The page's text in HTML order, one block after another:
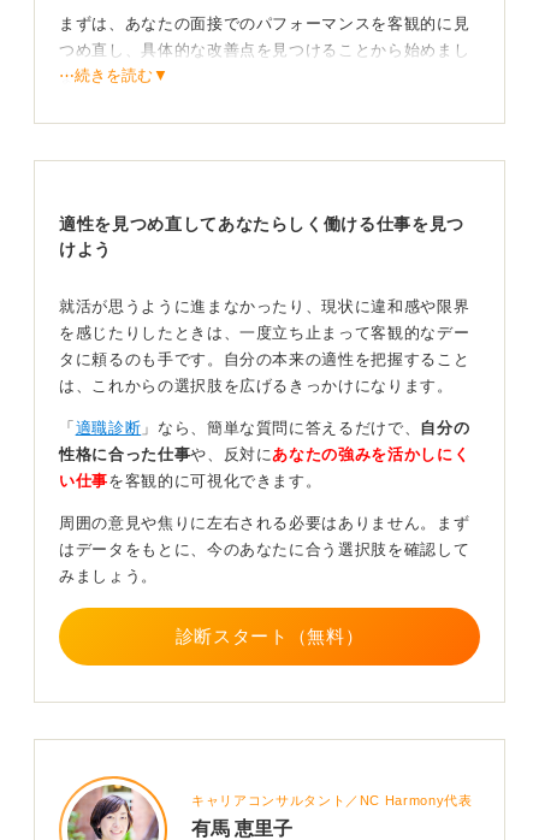
まずは、あなたの面接でのパフォーマンスを客観的に見
つめ直し、具体的な改善点を見つけることから始めまし
ょう。
たとえば、表情が硬すぎないか、声量が適切か、話の冒
頭で結論を明確に伝えられているかなどをチェックしま
次に応募企業との接点を棚卸しし、業界課題と自分の価
値の論理を強化できるよう準備しましょう。あなたがそ
の企業でどのような課題を解決し、どのような価値を提
面接官の反応から分析！ PDCAを回して改善点を見
最後に、面接官の反応をメモしておき、視線が泳ぐ、数
字が曖昧などの共通する弱点を特定し、PDCAを回しま
しょう。
面接官の反応から、あなたの回答がどこで理解されにく
接に向けて改善策を立てるのです。
一つひとつの企業ごとにブラッシュアップする時間がな
ようにすると、効率的に改善を進めることができ、結果
として通過率が改善するでしょう。
⋯続きを読む▼
適性を見つめ直してあなたらしく働ける仕事を見つ
けよう
就活が思うように進まなかったり、現状に違和感や限界
を感じたりしたときは、一度立ち止まって客観的なデー
タに頼るのも手です。自分の本来の適性を把握すること
は、これからの選択肢を広げるきっかけになります。
「 適職診断 」なら、簡単な質問に答えるだけで、 自分の
性格に合った仕事や、反対に あなたの強みを活かしにく
い仕事を客観的に可視化できます。
周囲の意見や焦りに左右される必要はありません。まず
はデータをもとに、今のあなたに合う選択肢を確認して
みましょう。
診断スタート（無料）
キャリアコンサルタント／NC Harmony代表
有馬 恵里子